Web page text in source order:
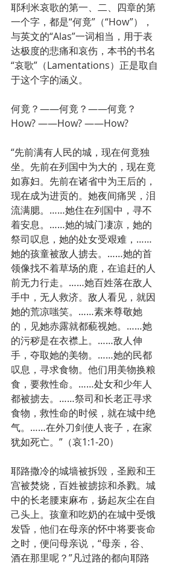
耶利米哀歌的第一、二、四章的第
一个字，都是“何竟”（“How”），
与英文的“Alas”一词相当，用于表
达极度的悲痛和哀伤，本书的书名
“哀歌”（Lamentations）正是取自
于这个字的涵义。
何竟？——何竟？——何竟？
How? ——How? ——How?
“先前满有人民的城，现在何竟独
坐。先前在列国中为大的，现在竟
如寡妇。先前在诸省中为王后的，
现在成为进贡的。她夜间痛哭，泪
流满腮。……她住在列国中，寻不
着安息。……她的城门凄凉，她的
祭司叹息，她的处女受艰难，……
她的孩童被敌人掳去。……她的首
领像找不着草场的鹿，在追赶的人
前无力行走。……她百姓落在敌人
手中，无人救济。敌人看见，就因
她的荒凉嗤笑。……素来尊敬她
的，见她赤露就都藐视她。……她
的污秽是在衣襟上。……敌人伸
手，夺取她的美物。……她的民都
叹息，寻求食物。他们用美物换粮
食，要救性命。……处女和少年人
都被掳去。……祭司和长老正寻求
食物，救性命的时候，就在城中绝
气。……在外刀剑使人丧子，在家
犹如死亡。”（哀1:1-20）
耶路撒冷的城墙被拆毁，圣殿和王
宫被焚烧，百姓被掳掠和杀戮。城
中的长老腰束麻布，扬起灰尘在自
己头上。孩童和吃奶的在城中受饿
发昏，他们在母亲的怀中将要丧命
之时，便问母亲说，“母亲，谷、
酒在那里呢？”凡过路的都向耶路